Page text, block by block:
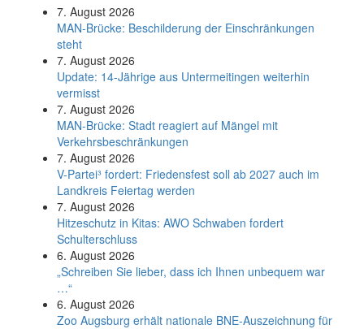
7. August 2026
MAN-Brücke: Beschilderung der Einschränkungen
steht
7. August 2026
Update: 14-Jährige aus Untermeitingen weiterhin
vermisst
7. August 2026
MAN-Brücke: Stadt reagiert auf Mängel mit
Verkehrsbeschränkungen
7. August 2026
V-Partei­³ fordert: Friedens­fest soll ab 2027 auch im
Land­kreis Feier­tag werden
7. August 2026
Hitzeschutz in Kitas: AWO Schwaben fordert
Schulterschluss
6. August 2026
„Schreiben Sie lieber, dass ich Ihnen unbequem war
…“
6. August 2026
Zoo Augsburg erhält nationale BNE-Auszeichnung für